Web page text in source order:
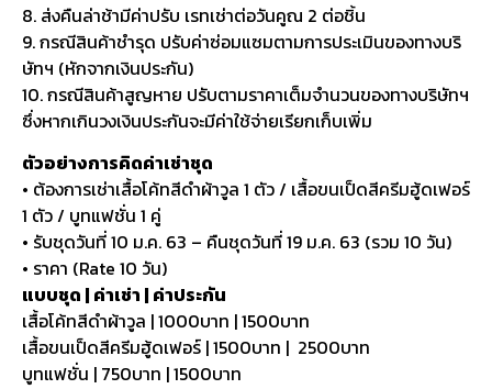
8. ส่งคืนล่าช้ามีค่าปรับ เรทเช่าต่อวันคูณ 2 ต่อชิ้น
9. กรณีสินค้าชำรุด ปรับค่าซ่อมแซมตามการประเมินของทางบริ
ษัทฯ (หักจากเงินประกัน)
10. กรณีสินค้าสูญหาย ปรับตามราคาเต็มจำนวนของทางบริษัทฯ
ซึ่งหากเกินวงเงินประกันจะมีค่าใช้จ่ายเรียกเก็บเพิ่ม
ตัวอย่างการคิดค่าเช่าชุด
• ต้องการเช่าเสื้อโค้ทสีดำผ้าวูล 1 ตัว / เสื้อขนเป็ดสีครีมฮู้ดเฟอร์
1 ตัว / บูทแฟชั่น 1 คู่
• รับชุดวันที่ 10 ม.ค. 63 – คืนชุดวันที่ 19 ม.ค. 63 (รวม 10 วัน)
• ราคา (Rate 10 วัน)
แบบชุด | ค่าเช่า | ค่าประกัน
เสื้อโค้ทสีดำผ้าวูล | 1000บาท | 1500บาท
เสื้อขนเป็ดสีครีมฮู้ดเฟอร์ | 1500บาท | 2500บาท
บูทแฟชั่น | 750บาท | 1500บาท